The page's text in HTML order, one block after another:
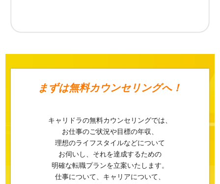
まずは無料カウンセリングへ！
キャリドラの無料カウンセリングでは、
お仕事のご状況や目標の年収、
理想のライフスタイルなどについて
お伺いし、それを達成するための
明確な転職プランを立案いたします。
仕事について、キャリアについて、